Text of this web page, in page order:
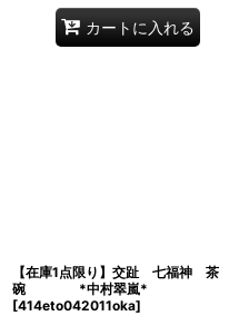
カートに入れる
【在庫1点限り】交趾 七福神 茶
碗 *中村翠嵐*
[414eto042011oka]